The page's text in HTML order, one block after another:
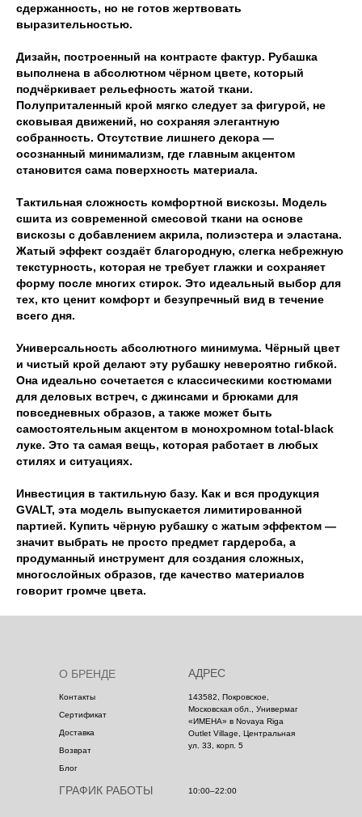
сдержанность, но не готов жертвовать
выразительностью.
Дизайн, построенный на контрасте фактур. Рубашка
выполнена в абсолютном чёрном цвете, который
подчёркивает рельефность жатой ткани.
Полуприталенный крой мягко следует за фигурой, не
сковывая движений, но сохраняя элегантную
собранность. Отсутствие лишнего декора —
осознанный минимализм, где главным акцентом
становится сама поверхность материала.
Тактильная сложность комфортной вискозы. Модель
сшита из современной смесовой ткани на основе
вискозы с добавлением акрила, полиэстера и эластана.
Жатый эффект создаёт благородную, слегка небрежную
текстурность, которая не требует глажки и сохраняет
форму после многих стирок. Это идеальный выбор для
тех, кто ценит комфорт и безупречный вид в течение
всего дня.
Универсальность абсолютного минимума. Чёрный цвет
и чистый крой делают эту рубашку невероятно гибкой.
Она идеально сочетается с классическими костюмами
для деловых встреч, с джинсами и брюками для
повседневных образов, а также может быть
самостоятельным акцентом в монохромном total-black
луке. Это та самая вещь, которая работает в любых
стилях и ситуациях.
Инвестиция в тактильную базу. Как и вся продукция
GVALT, эта модель выпускается лимитированной
партией. Купить чёрную рубашку с жатым эффектом —
значит выбрать не просто предмет гардероба, а
продуманный инструмент для создания сложных,
многослойных образов, где качество материалов
говорит громче цвета.
О БРЕНДЕ
Контакты
Сертификат
Доставка
Возврат
Блог
ГРАФИК РАБОТЫ 10:00–22:00
АДРЕС
143582, Покровское,
Московская обл., Универмаг
«ИМЕНА» в Novaya Riga
Outlet Village, Центральная
ул. 33, корп. 5